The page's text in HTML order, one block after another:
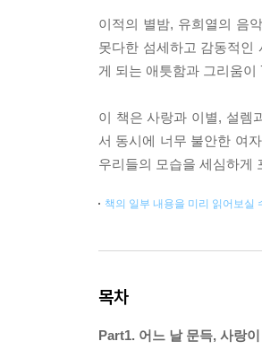
이적의 별밤, 유희열의 음
못다한 섬세하고 감동적인
게 되는 애틋함과 그리움
이 책은 사랑과 이별, 설렘
서 동시에 너무 불안한 여
우리들의 모습을 세심하게
책의 일부 내용을 미리 읽어보실
목차
Part1. 어느 날 문득, 사랑이